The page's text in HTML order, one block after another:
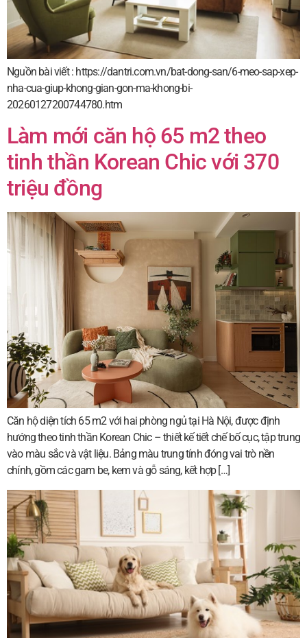
Nguồn bài viết : https://dantri.com.vn/bat-dong-san/6-meo-sap-xep-
nha-cua-giup-khong-gian-gon-ma-khong-bi-
20260127200744780.htm
Làm mới căn hộ 65 m2 theo
tinh thần Korean Chic với 370
triệu đồng
Căn hộ diện tích 65 m2 với hai phòng ngủ tại Hà Nội, được định
hướng theo tinh thần Korean Chic – thiết kế tiết chế bố cục, tập trung
vào màu sắc và vật liệu. Bảng màu trung tính đóng vai trò nền
chính, gồm các gam be, kem và gỗ sáng, kết hợp […]